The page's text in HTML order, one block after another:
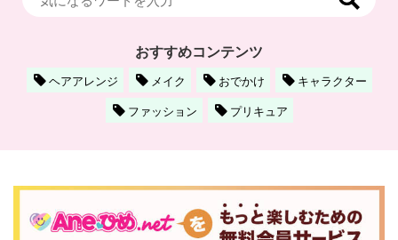
おすすめコンテンツ
ヘアアレンジ メイク おでかけ
キャラクター
ファッション
プリキュア